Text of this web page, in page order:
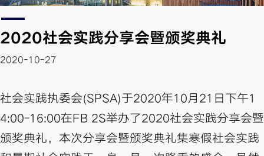
2020社会实践分享会暨颁奖典礼
2020-10-27
社会实践执委会(SPSA)于2020年10月21日下午1
4:00-16:00在FB 2S举办了2020社会实践分享会暨
颁奖典礼，本次分享会暨颁奖典礼集寒假社会实践